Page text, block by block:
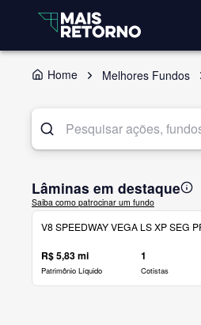
Home Melhores Fundos
Lâminas em destaque
Saiba como patrocinar um fundo
V8 SPEEDWAY VEGA LS XP SEG
R$ 5,83 mi
Patrimônio Líquido
1
Cotistas